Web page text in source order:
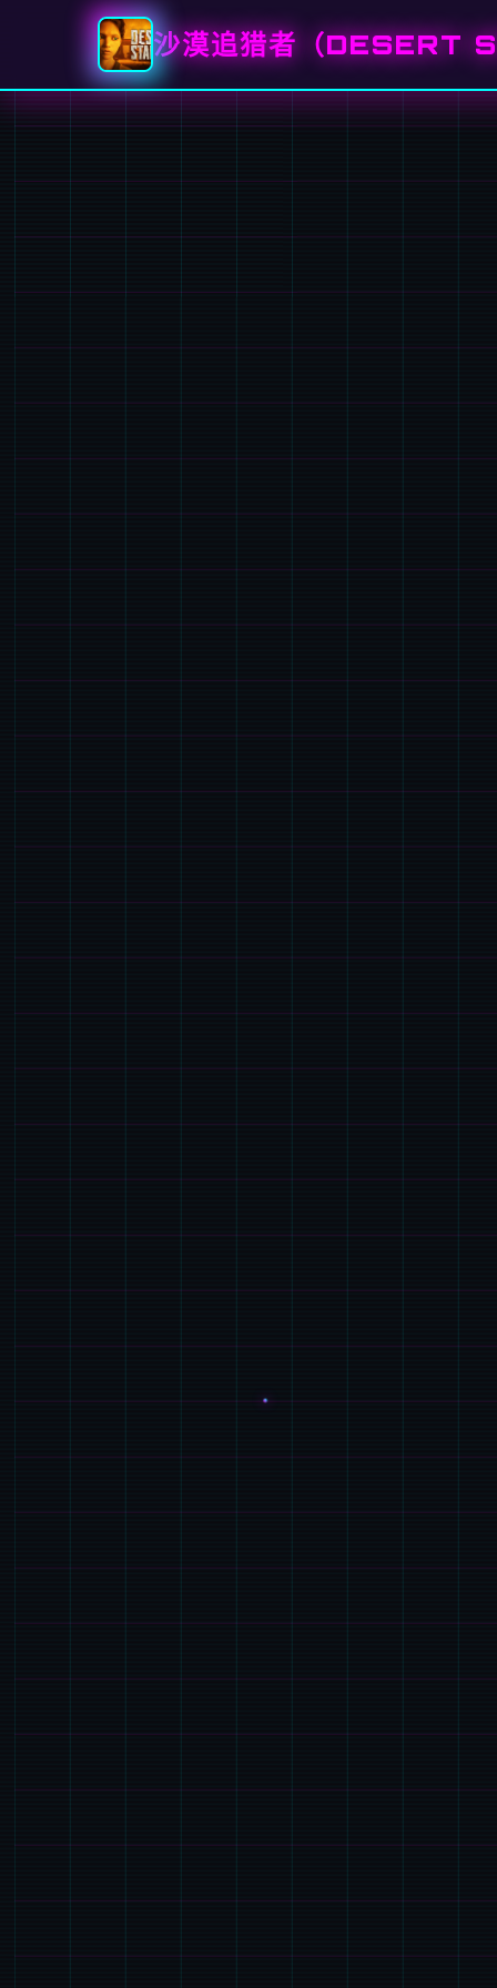
沙漠追猎者（DESERT